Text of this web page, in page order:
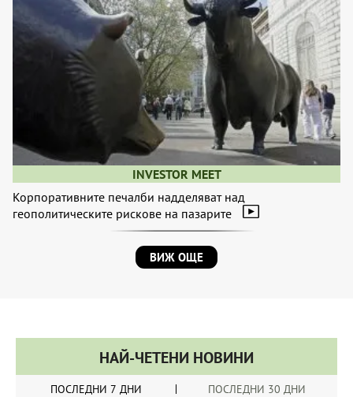
INVESTOR MEET
Корпоративните печалби надделяват над
геополитическите рискове на пазарите
ВИЖ ОЩЕ
НАЙ-ЧЕТЕНИ НОВИНИ
ПОСЛЕДНИ 7 ДНИ ПОСЛЕДНИ 30 ДНИ